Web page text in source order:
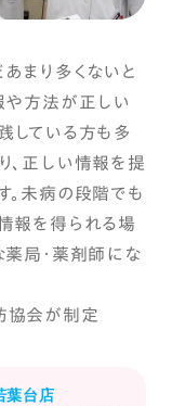
まり多くないと
や方法が正しい
している方も多
、正しい情報を提
。未病の段階でも
報を得られる場
薬局・薬剤師にな
協会が制定
葉台店